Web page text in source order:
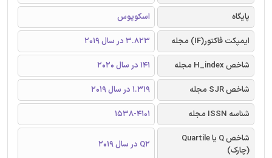
پایگاه
اسکوپوس
ایمپکت فاکتور(IF) مجله
3.823 در سال 2019
شاخص H_index مجله
141 در سال 2020
شاخص SJR مجله
1.319 در سال 2019
شناسه ISSN مجله
1538-4101
شاخص Q یا Quartile
(چارک)
Q2 در سال 2019